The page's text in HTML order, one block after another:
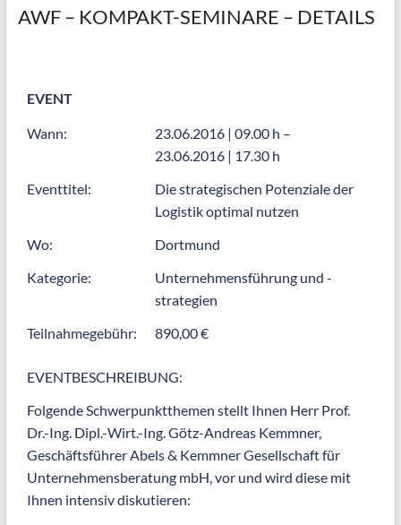
AWF – KOMPAKT-SEMINARE – DETAILS
EVENT
Wann:
23.06.2016 | 09.00 h –
23.06.2016 | 17.30 h
Eventtitel:
Die strategischen Potenziale der
Logistik optimal nutzen
Wo:
Dortmund
Kategorie:
Unternehmensführung und -
strategien
Teilnahmegebühr:
890,00 €
EVENTBESCHREIBUNG:
Folgende Schwerpunktthemen stellt Ihnen Herr Prof.
Dr.-Ing. Dipl.-Wirt.-Ing. Götz-Andreas Kemmner,
Geschäftsführer Abels & Kemmner Gesellschaft für
Unternehmensberatung mbH, vor und wird diese mit
Ihnen intensiv diskutieren: